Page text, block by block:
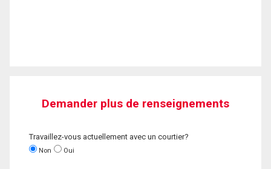
Demander plus de renseignements
Travaillez-vous actuellement avec un courtier?
Non Oui